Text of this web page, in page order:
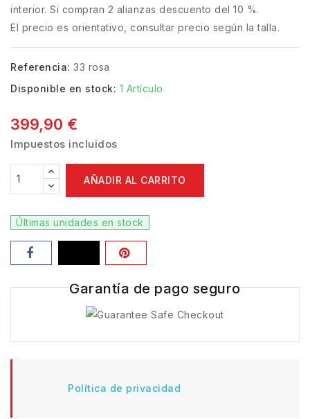
interior. Si compran 2 alianzas descuento del 10 %.
El precio es orientativo, consultar precio según la talla.
Referencia: 33 rosa
Disponible en stock: 1 Artículo
399,90 €
Impuestos incluidos
AÑADIR AL CARRITO
Últimas unidades en stock
Garantía de pago seguro
Política de privacidad